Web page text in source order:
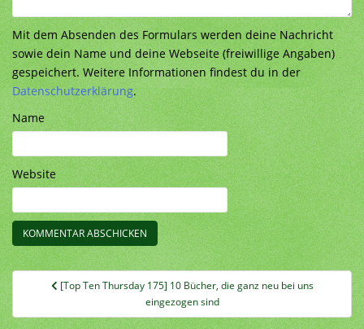
Mit dem Absenden des Formulars werden deine Nachricht
sowie dein Name und deine Webseite (freiwillige Angaben)
gespeichert. Weitere Informationen findest du in der
Datenschutzerklärung.
Name
Website
Beitragsnavigation
[Top Ten Thursday 175] 10 Bücher, die ganz neu bei uns
eingezogen sind